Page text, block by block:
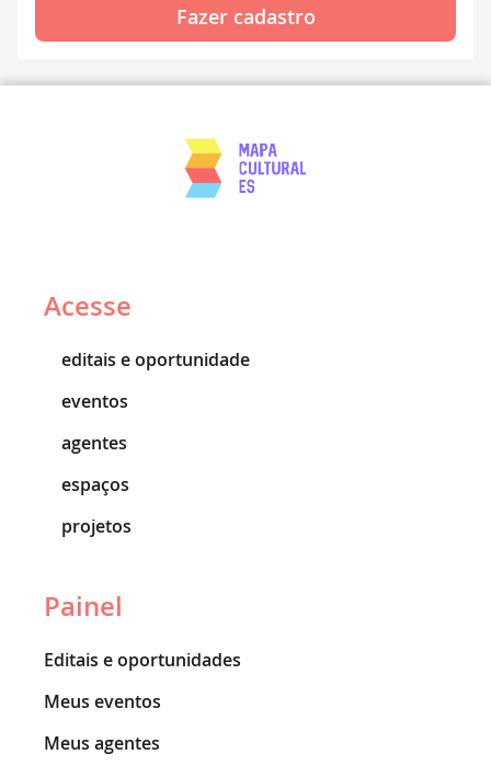
Fazer cadastro
Acesse
editais e oportunidade
eventos
agentes
espaços
projetos
Painel
Editais e oportunidades
Meus eventos
Meus agentes